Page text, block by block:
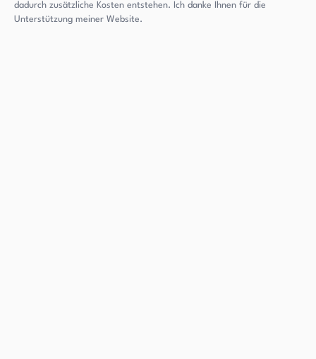
dadurch zusätzliche Kosten entstehen. Ich danke Ihnen für die
Unterstützung meiner Website.